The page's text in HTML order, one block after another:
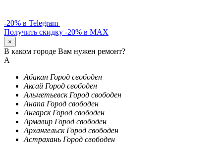
-20% в Telegram
Получить скидку -20% в MAX
×
В каком городе Вам нужен ремонт?
А
Абакан Город свободен
Аксай Город свободен
Альметьевск Город свободен
Анапа Город свободен
Ангарск Город свободен
Армавир Город свободен
Архангельск Город свободен
Астрахань Город свободен